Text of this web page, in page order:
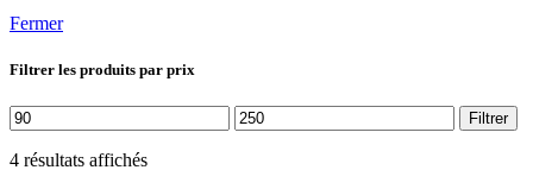
Fermer
Filtrer les produits par prix
Prix
min
Prix
max
Filtrer
4 résultats affichés